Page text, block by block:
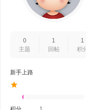
0
主题
1
回帖
1
积
新手上路